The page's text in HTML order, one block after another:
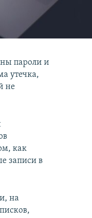
пароли и
утечка,
не
как
записи в
на